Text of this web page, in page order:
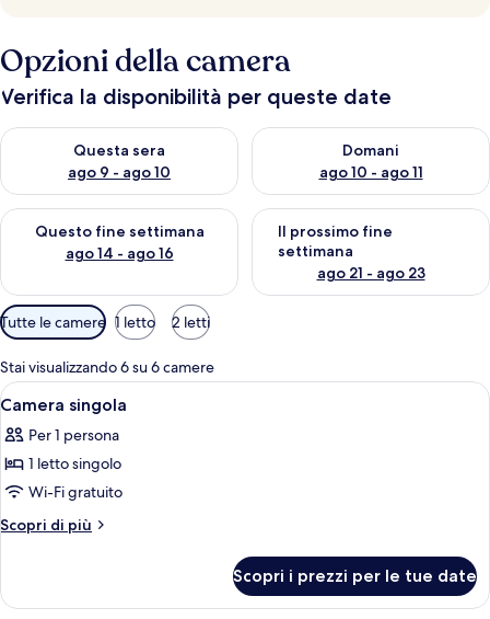
Opzioni della camera
Verifica la disponibilità per queste date
Questa sera
ago 9 - ago 10
Verifica la disponibilità per questa sera, ago 9 - ago 10
Domani
ago 10 - ago 11
Verifica la disponibilità per
Questo fine settimana
ago 14 - ago 16
Verifica la disponibilità per questo fine settimana, ago 14 -
Il prossimo fine
settimana
ago 21 - ago 23
Verifica la disponibilità per il
Filtri
disponibili
per
le
camere
Tutte le camere 1 letto 2 letti
Stai visualizzando 6 su 6 camere
Apri
tutte
le
foto
per
Camera
Una camera da letto con un letto
1
Camera singola
Per 1 persona
1 letto singolo
Wi-Fi gratuito
Scopri di più
Altri
singola
Scopri i prezzi per le tue date